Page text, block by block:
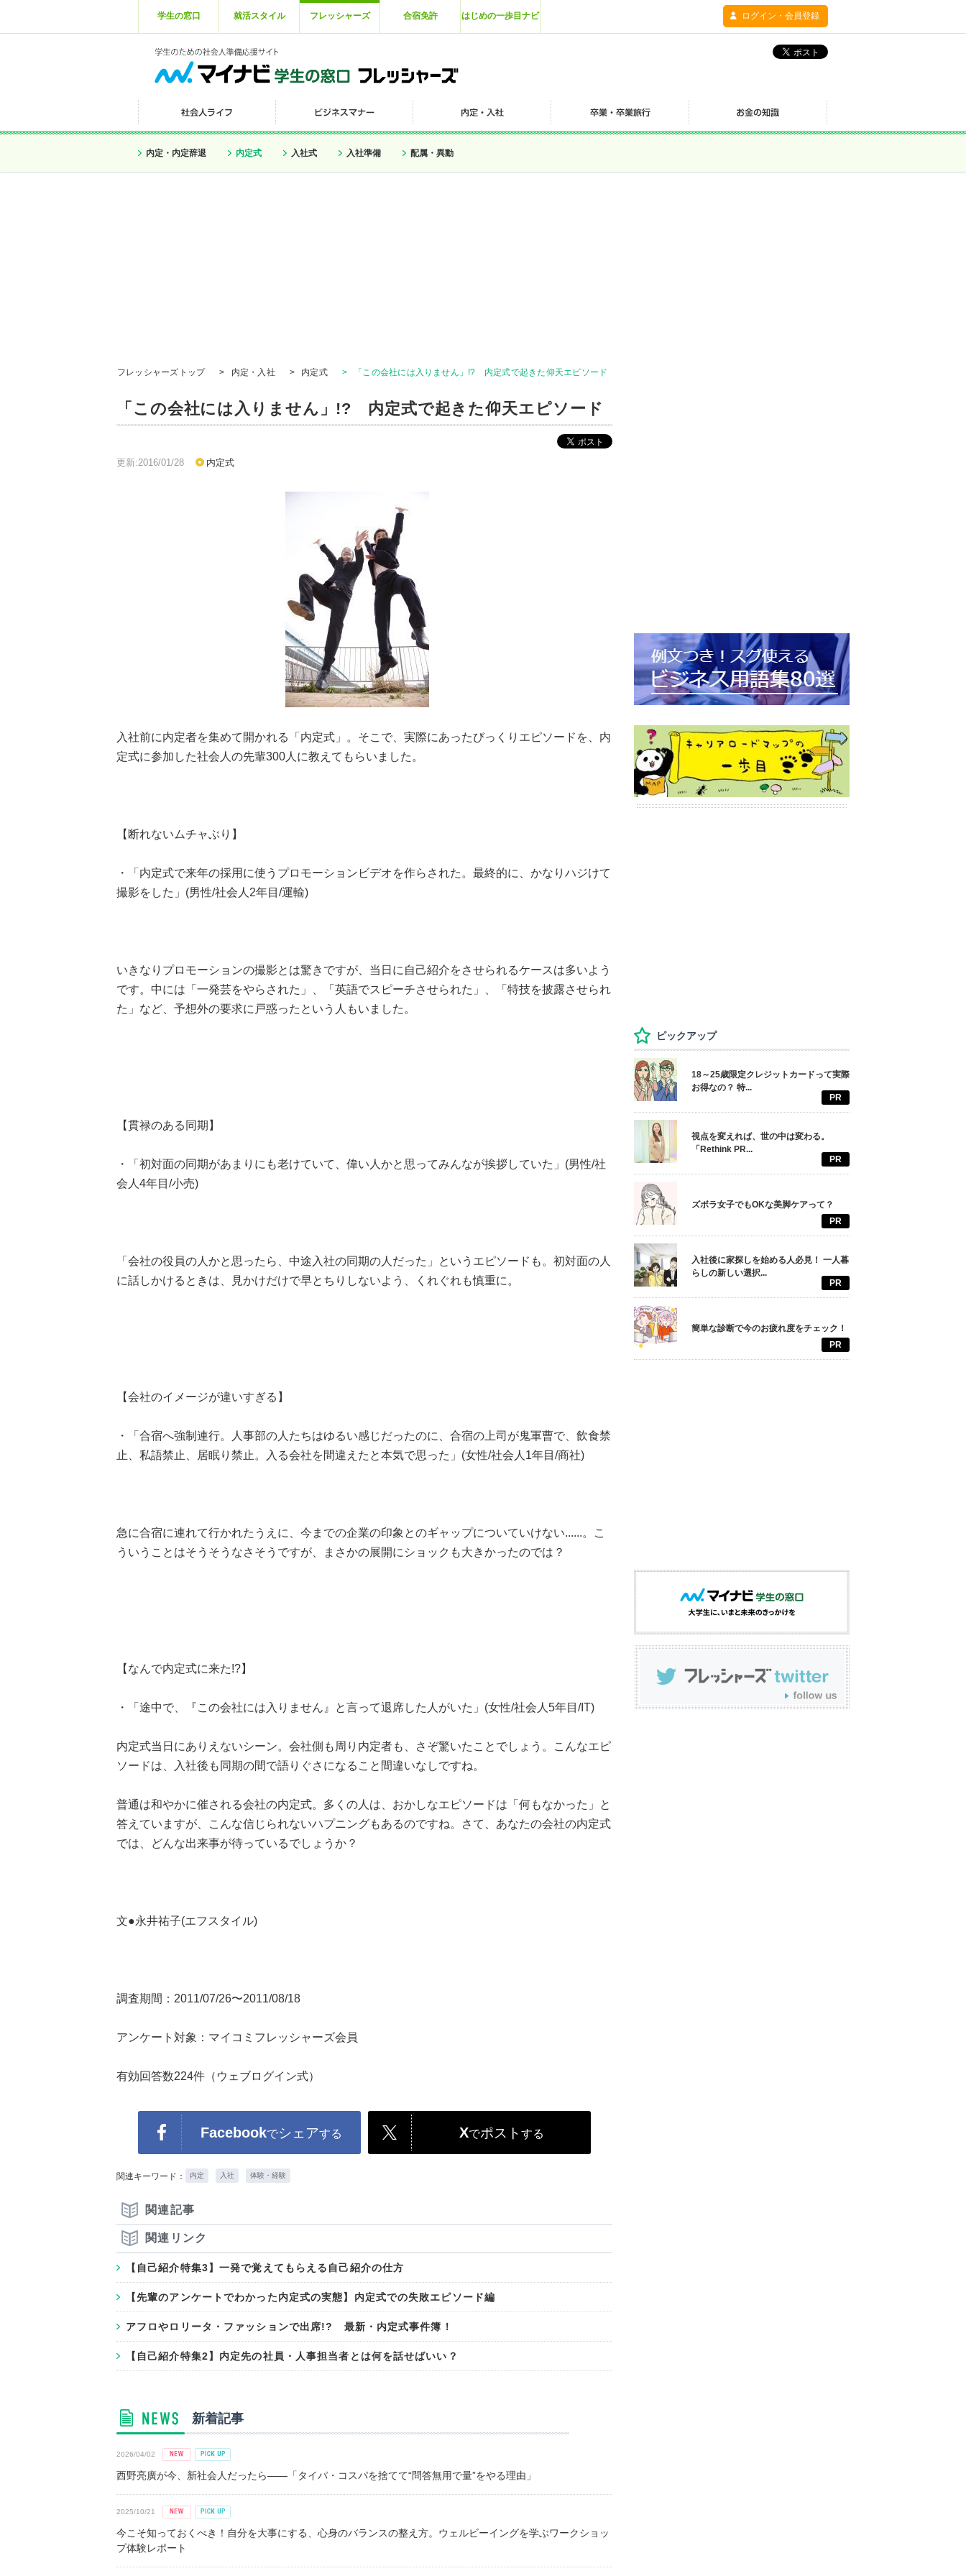
学生の窓口 就活スタイル フレッシャーズ 合宿免許 はじめの一歩目ナビ ログイン・会員登録
内定・内定辞退 内定式 入社式 入社準備 配属・異動
フレッシャーズトップ > 内定・入社 > 内定式 > 「この会社には入りません」!? 内定式で起きた仰天エピソード
「この会社には入りません」!? 内定式で起きた仰天エピソード
更新:2016/01/28 内定式
入社前に内定者を集めて開かれる「内定式」。そこで、実際にあったびっくりエピソードを、内
定式に参加した社会人の先輩300人に教えてもらいました。
【断れないムチャぶり】
・「内定式で来年の採用に使うプロモーションビデオを作らされた。最終的に、かなりハジけて
撮影をした」(男性/社会人2年目/運輸)
いきなりプロモーションの撮影とは驚きですが、当日に自己紹介をさせられるケースは多いよう
です。中には「一発芸をやらされた」、「英語でスピーチさせられた」、「特技を披露させられ
た」など、予想外の要求に戸惑ったという人もいました。
【貫禄のある同期】
・「初対面の同期があまりにも老けていて、偉い人かと思ってみんなが挨拶していた」(男性/社
会人4年目/小売)
「会社の役員の人かと思ったら、中途入社の同期の人だった」というエピソードも。初対面の人
に話しかけるときは、見かけだけで早とちりしないよう、くれぐれも慎重に。
【会社のイメージが違いすぎる】
・「合宿へ強制連行。人事部の人たちはゆるい感じだったのに、合宿の上司が鬼軍曹で、飲食禁
止、私語禁止、居眠り禁止。入る会社を間違えたと本気で思った」(女性/社会人1年目/商社)
急に合宿に連れて行かれたうえに、今までの企業の印象とのギャップについていけない......。こ
ういうことはそうそうなさそうですが、まさかの展開にショックも大きかったのでは？
【なんで内定式に来た!?】
・「途中で、『この会社には入りません』と言って退席した人がいた」(女性/社会人5年目/IT)
内定式当日にありえないシーン。会社側も周り内定者も、さぞ驚いたことでしょう。こんなエピ
ソードは、入社後も同期の間で語りぐさになること間違いなしですね。
普通は和やかに催される会社の内定式。多くの人は、おかしなエピソードは「何もなかった」と
答えていますが、こんな信じられないハプニングもあるのですね。さて、あなたの会社の内定式
では、どんな出来事が待っているでしょうか？
文●永井祐子(エフスタイル)
調査期間：2011/07/26〜2011/08/18
アンケート対象：マイコミフレッシャーズ会員
有効回答数224件（ウェブログイン式）
Facebookでシェアする Xでポスト する
関連キーワード： 内定 入社 体験・経験
関連記事
関連リンク
【自己紹介特集3】一発で覚えてもらえる自己紹介の仕方
【先輩のアンケートでわかった内定式の実態】内定式での失敗エピソード編
アフロやロリータ・ファッションで出席!? 最新・内定式事件簿！
【自己紹介特集2】内定先の社員・人事担当者とは何を話せばいい？
新着記事
2026/04/02
西野亮廣が今、新社会人だったら――「タイパ・コスパを捨てて“問答無用で量”をやる理由」
2025/10/21
今こそ知っておくべき！自分を大事にする、心身のバランスの整え方。ウェルビーイングを学ぶワークショッ
プ体験レポート
ピックアップ
18～25歳限定クレジットカードって実際
お得なの？ 特...
PR
視点を変えれば、世の中は変わる。
「Rethink PR...
PR
ズボラ女子でもOKな美脚ケアって？
PR
入社後に家探しを始める人必見！ 一人暮
らしの新しい選択...
PR
簡単な診断で今のお疲れ度をチェック！
PR